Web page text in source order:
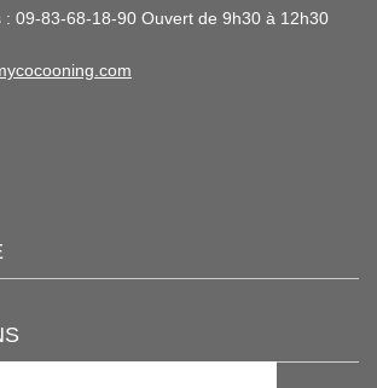
: 09-83-68-18-90 Ouvert de 9h30 à 12h30